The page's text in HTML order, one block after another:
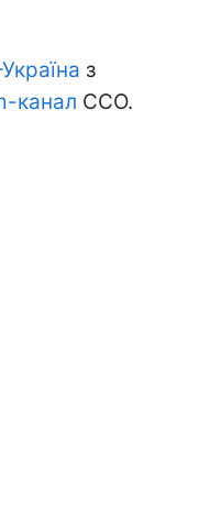
з
канал ССО.